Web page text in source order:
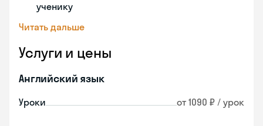
ученику
Читать дальше
Услуги и цены
Английский язык
Уроки от 1090 ₽ / урок